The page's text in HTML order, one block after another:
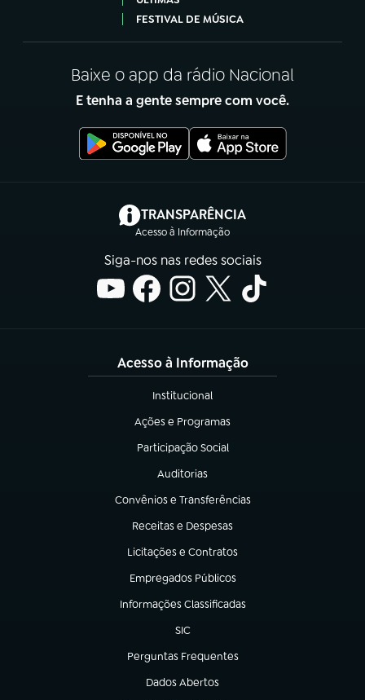
FESTIVAL DE MÚSICA
Baixe o app da rádio Nacional
E tenha a gente sempre com você.
TRANSPARÊNCIA
Acesso à Informação
(abre em nova aba)
Siga-nos nas redes sociais
Acesso à Informação
Institucional
(abre em nova aba)
Ações e Programas
(abre em nova aba)
Participação Social
(abre em nova aba)
Auditorias
(abre em nova aba)
Convênios e Transferências
(abre em nova aba)
Receitas e Despesas
(abre em nova aba)
Licitações e Contratos
(abre em nova aba)
Empregados Públicos
(abre em nova aba)
Informações Classificadas
(abre em nova aba)
SIC
(abre em nova aba)
Perguntas Frequentes
(abre em nova aba)
Dados Abertos
(abre em nova aba)